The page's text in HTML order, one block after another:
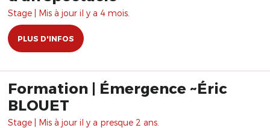
Stage | Mis à jour il y a 4 mois.
PLUS D'INFOS
Formation | Émergence ~Éric
BLOUET
Stage | Mis à jour il y a presque 2 ans.